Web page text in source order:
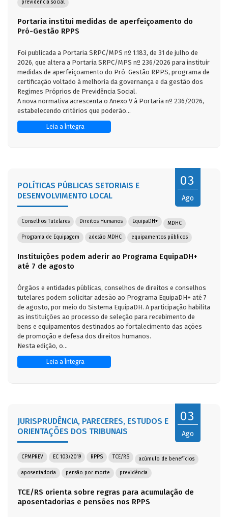
previdência social
Portaria institui medidas de aperfeiçoamento do
Pró-Gestão RPPS
Foi publicada a Portaria SRPC/MPS nº 1.183, de 31 de julho de
2026, que altera a Portaria SRPC/MPS nº 236/2026 para instituir
medidas de aperfeiçoamento do Pró-Gestão RPPS, programa de
certificação voltado à melhoria da governança e da gestão dos
Regimes Próprios de Previdência Social.
A nova normativa acrescenta o Anexo V à Portaria nº 236/2026,
estabelecendo critérios que poderão...
Leia a Íntegra
03
Ago
POLÍTICAS PÚBLICAS SETORIAIS E
DESENVOLVIMENTO LOCAL
Conselhos Tutelares Direitos Humanos EquipaDH+ MDHC
Programa de Equipagem adesão MDHC equipamentos públicos
Instituições podem aderir ao Programa EquipaDH+
até 7 de agosto
Órgãos e entidades públicas, conselhos de direitos e conselhos
tutelares podem solicitar adesão ao Programa EquipaDH+ até 7
de agosto, por meio do Sistema EquipaDH. A participação habilita
as instituições ao processo de seleção para recebimento de
bens e equipamentos destinados ao fortalecimento das ações
de promoção e defesa dos direitos humanos.
Nesta edição, o...
Leia a Íntegra
03
Ago
JURISPRUDÊNCIA, PARECERES, ESTUDOS E
ORIENTAÇÕES DOS TRIBUNAIS
CPMPREV EC 103/2019 RPPS TCE/RS acúmulo de benefícios
aposentadoria pensão por morte previdência
TCE/RS orienta sobre regras para acumulação de
aposentadorias e pensões nos RPPS